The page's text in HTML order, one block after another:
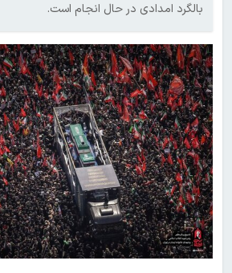
بالگرد امدادی در حال انجام است.